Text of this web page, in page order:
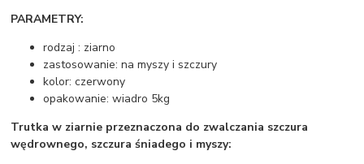
PARAMETRY:
rodzaj : ziarno
zastosowanie: na myszy i szczury
kolor: czerwony
opakowanie: wiadro 5kg
Trutka w ziarnie przeznaczona do zwalczania szczura
wędrownego, szczura śniadego i myszy: